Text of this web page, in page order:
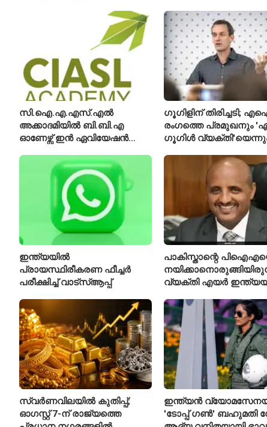
സി.ഐ.എ.എസ്.എൽ
അക്കാദമിയിൽ ബി.ബി.എ
ഓണേഴ്സ് ഇൻ ഏവിയേഷൻ
ഈമാസം 12 വരെ
ഗൂഗിളിന് തിരിച്ചടി;
രംഗത്തെ പ്രമുഖനും
ഗൂഗിൾ
ഇന്ത്യയിൽ
പ്രായസ്ഥിരീകരണ ഫീച്ചർ
പരീക്ഷിച്ച് വാട്‌സ്ആപ്പ്
പാകിസ്താന്റെ
വ്യക്തി എയർ
സ്വർണവിലയിൽ കുതിപ്പ്;
ഓഗസ്റ്റ് 7-ന് രാജ്യത്തെ
ഇന്ത്യൻ
'ടോപ്പ് ഗൺ' ബഹുമതി